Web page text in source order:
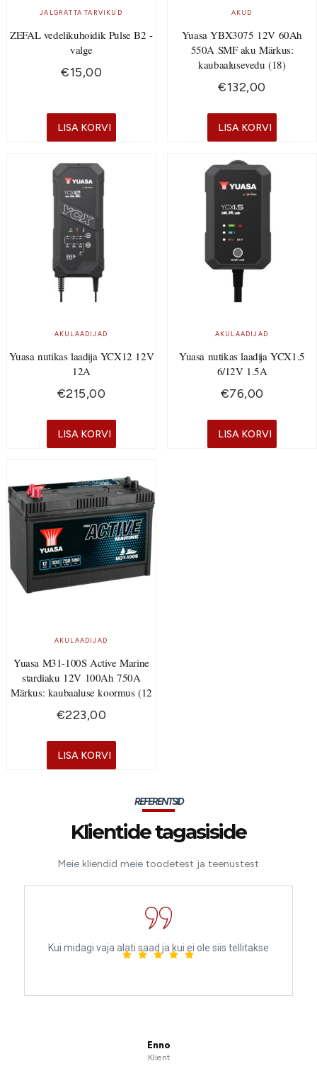
JALGRATTA TARVIKUD
ZEFAL vedelikuhoidik Pulse B2 -
valge
€15,00
LISA KORVI
AKUD
Yuasa YBX3075 12V 60Ah
550A SMF aku Märkus:
kaubaalusevedu (18)
€132,00
LISA KORVI
AKULAADIJAD
Yuasa nutikas laadija YCX12 12V
12A
€215,00
LISA KORVI
AKULAADIJAD
Yuasa nutikas laadija YCX1.5
6/12V 1.5A
€76,00
LISA KORVI
AKULAADIJAD
Yuasa M31-100S Active Marine
stardiaku 12V 100Ah 750A
Märkus: kaubaaluse koormus (12
€223,00
LISA KORVI
REFERENTSID
Klientide tagasiside
Meie kliendid meie toodetest ja teenustest
Enno
Klient
Kui midagi vaja alati saad ja kui ei ole siis tellitakse